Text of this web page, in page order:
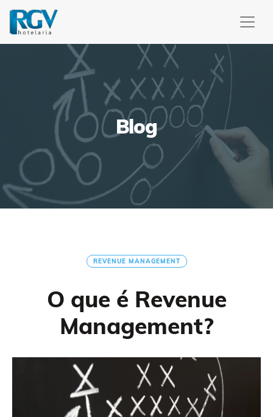
Blog
REVENUE MANAGEMENT
O que é Revenue
Management?